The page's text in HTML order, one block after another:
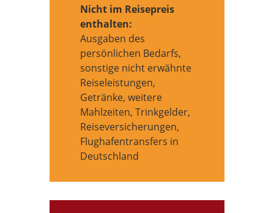
Nicht im Reisepreis
enthalten:
Ausgaben des
persönlichen Bedarfs,
sonstige nicht erwähnte
Reiseleistungen,
Getränke, weitere
Mahlzeiten, Trinkgelder,
Reiseversicherungen,
Flughafentransfers in
Deutschland